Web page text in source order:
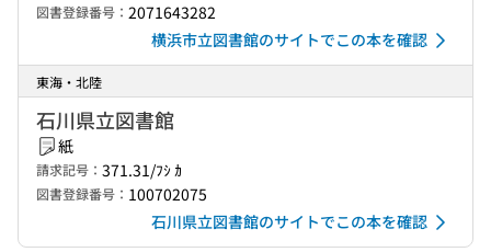
図書登録番号： 2071643282
横浜市立図書館のサイトでこの本を確認
東海・北陸
石川県立図書館
紙
請求記号： 371.31/ﾌｼ ｶ
図書登録番号： 100702075
石川県立図書館のサイトでこの本を確認